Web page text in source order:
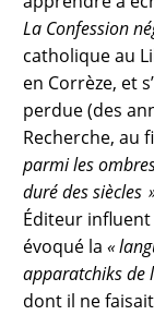
La Confession
catholique au
en Corrèze, et
perdue (des
Recherche, au
parmi les
duré des siècles
Éditeur
évoqué la «
apparatchiks de
dont il ne